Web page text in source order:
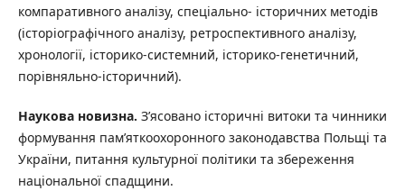
компаративного аналізу, спеціально- історичних методів
(історіографічного аналізу, ретроспективного аналізу,
хронології, історико-системний, історико-генетичний,
порівняльно-історичний).
Наукова новизна. З’ясовано історичні витоки та чинники
формування пам’яткоохоронного законодавства Польщі та
України, питання культурної політики та збереження
національної спадщини.